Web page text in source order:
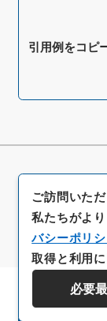
引用例をコピ
ご訪問いた
私たちがよ
バシーポリ
取得と利用
必要